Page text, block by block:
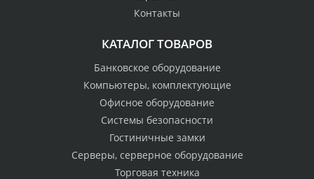
Контакты
КАТАЛОГ ТОВАРОВ
Банковское оборудование
Компьютеры, комплектующие
Офисное оборудование
Системы безопасности
Гостиничные замки
Серверы, серверное оборудование
Торговая техника